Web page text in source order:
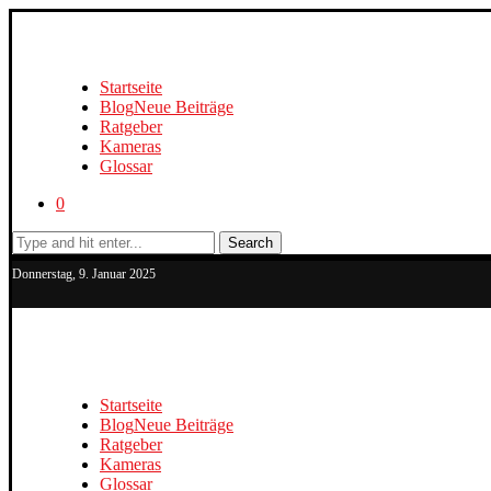
Startseite
BlogNeue Beiträge
Ratgeber
Kameras
Glossar
0
Search
Donnerstag, 9. Januar 2025
Startseite
BlogNeue Beiträge
Ratgeber
Kameras
Glossar